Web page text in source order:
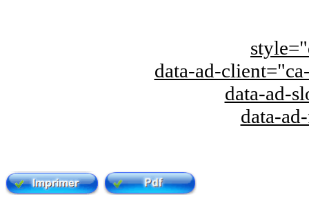
data-ad-
data-ad-
data-